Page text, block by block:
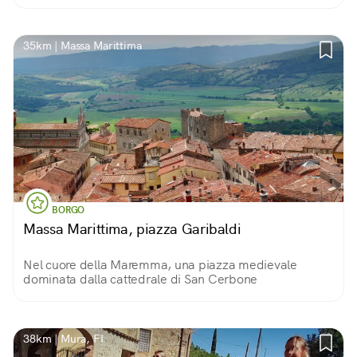
35km | Massa Marittima
BORGO
Massa Marittima, piazza Garibaldi
Nel cuore della Maremma, una piazza medievale
dominata dalla cattedrale di San Cerbone
38km | Mura, FI